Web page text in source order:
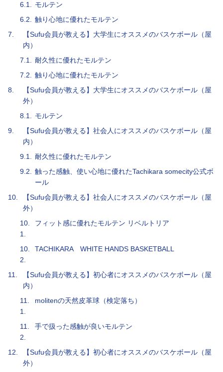
6.1.
モルテン
6.2.
触り心地に優れたモルテン
7.
【Sufu会員が教える】大学生にオススメのバスケボール（屋
内）
7.1.
耐久性に優れたモルテン
7.2.
触り心地に優れたモルテン
8.
【Sufu会員が教える】大学生にオススメのバスケボール（屋
外）
8.1.
モルテン
9.
【Sufu会員が教える】社会人にオススメのバスケボール（屋
内）
9.1.
耐久性に優れたモルテン
9.2.
触った感触、使い心地に優れたTachikara somecity公式ボ
ール
10.
【Sufu会員が教える】社会人にオススメのバスケボール（屋
外）
10.
1.
フィット感に優れたモルテン リベルトリア
10.
2.
TACHIKARA WHITE HANDS BASKETBALL
11.
【Sufu会員が教える】初心者にオススメのバスケボール（屋
内）
11.
1.
molitenの天然皮革球（検定落ち）
11.
2.
手で扱った感触が良いモルテン
12.
【Sufu会員が教える】初心者にオススメのバスケボール（屋
外）